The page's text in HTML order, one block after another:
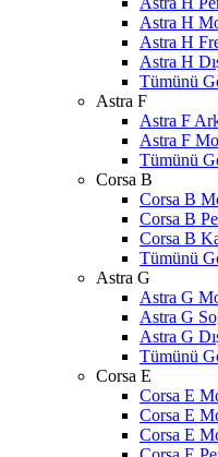
Astra H
Astra H
Astra H
Tümünü
Astra F
Astra F
Astra F
Tümünü
Corsa B
Corsa B
Corsa B
Corsa B
Tümünü
Astra G
Astra G
Astra G
Astra G
Tümünü
Corsa E
Corsa E
Corsa E
Corsa E